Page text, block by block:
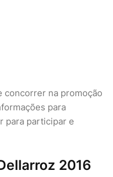
concorrer na promoção
para
para participar e
2016